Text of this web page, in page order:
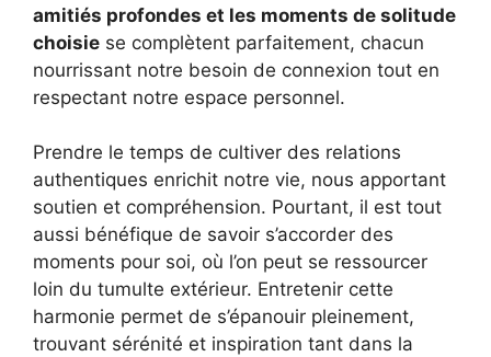
amitiés profondes et les moments de solitude
choisie se complètent parfaitement, chacun
nourrissant notre besoin de connexion tout en
respectant notre espace personnel.
Prendre le temps de cultiver des relations
authentiques enrichit notre vie, nous apportant
soutien et compréhension. Pourtant, il est tout
aussi bénéfique de savoir s’accorder des
moments pour soi, où l’on peut se ressourcer
loin du tumulte extérieur. Entretenir cette
harmonie permet de s’épanouir pleinement,
trouvant sérénité et inspiration tant dans la